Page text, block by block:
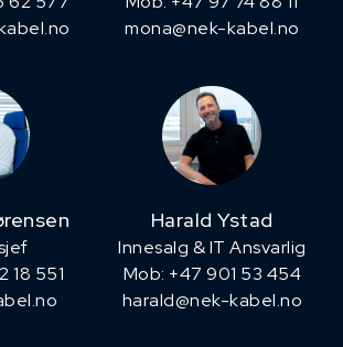
mona@nek-kabel.no
18 551
Harald Ystad
Innesalg & IT Ansvarlig
Mob: +47 901 53 454
harald@nek-kabel.no